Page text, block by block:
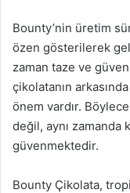
Bounty’nin üretim
özen gösterilerek
zaman taze ve
çikolatanın
önem vardır.
değil, aynı zamanda
güvenmektedir.
Bounty Çikolata,